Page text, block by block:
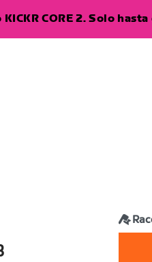
CORE 2. Solo